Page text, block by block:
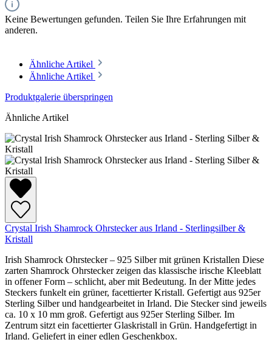
Keine Bewertungen gefunden. Teilen Sie Ihre Erfahrungen mit
anderen.
Ähnliche Artikel
Ähnliche Artikel
Produktgalerie überspringen
Ähnliche Artikel
Crystal Irish Shamrock Ohrstecker aus Irland - Sterlingsilber &
Kristall
Irish Shamrock Ohrstecker – 925 Silber mit grünen Kristallen Diese
zarten Shamrock Ohrstecker zeigen das klassische irische Kleeblatt
in offener Form – schlicht, aber mit Bedeutung. In der Mitte jedes
Steckers funkelt ein grüner, facettierter Kristall. Gefertigt aus 925er
Sterling Silber und handgearbeitet in Irland. Die Stecker sind jeweils
ca. 10 x 10 mm groß. Gefertigt aus 925er Sterling Silber. Im
Zentrum sitzt ein facettierter Glaskristall in Grün. Handgefertigt in
Irland. Geliefert in einer edlen Geschenkbox.